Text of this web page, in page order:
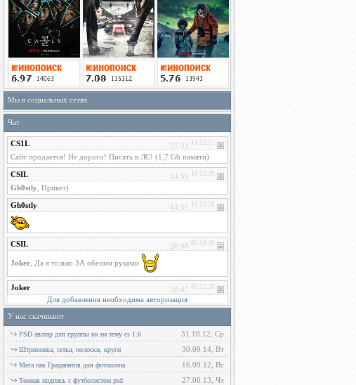
Мы в социальных сетях
Чат
Для добавления необходима авторизация
У нас скачивают
31.10.12, Ср
PSD аватар для группы вк на тему cs 1.6
30.09.14, Вт
Штриховка, сетка, полоски, круги
16.09.12, Вс
Мега пак Градиентов для фотошопа
27.06.13, Чт
Темная подпись с футболистом psd